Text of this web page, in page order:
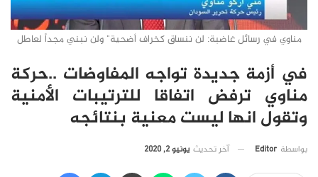
مناوي في رسائل غاضبة: لن ننساق كخراف أضحية" ولن نبني مجداً لعاطل
في أزمة جديدة تواجه المفاوضات ..حركة
مناوي ترفض اتفاقا للترتيبات الأمنية
وتقول انها ليست معنية بنتائجه
بواسطة Editor آخر تحديث يونيو 2, 2020